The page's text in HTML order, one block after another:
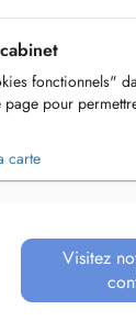
fonctionnels"
pour
carte
Visitez